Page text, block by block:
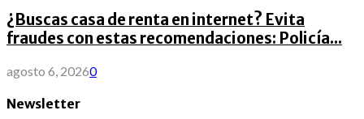
¿Buscas casa de renta en internet? Evita
fraudes con estas recomendaciones: Policía...
agosto 6, 20260
Newsletter